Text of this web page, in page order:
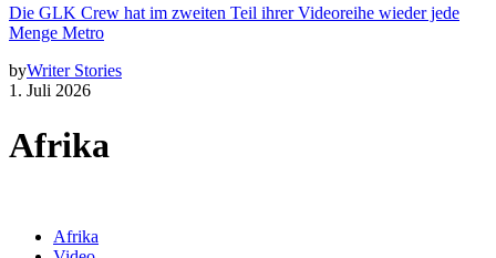
Die GLK Crew hat im zweiten Teil ihrer Videoreihe wieder jede
Menge Metro
byWriter Stories
1. Juli 2026
Afrika
Afrika